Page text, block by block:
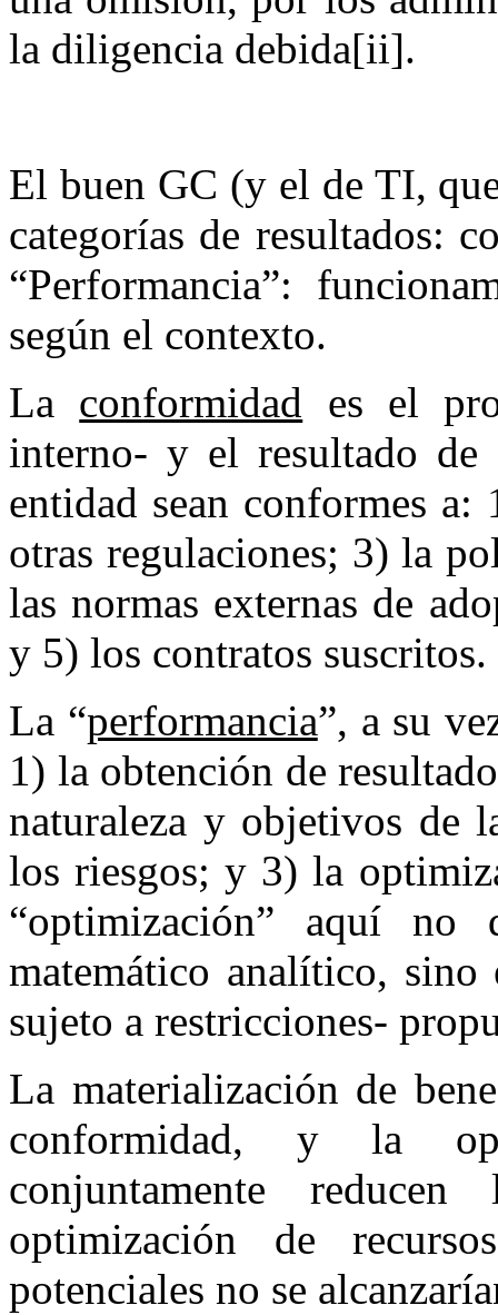
la diligencia debida[ii].
El buen GC (y el de TI,
categorías de resultados:
“Performancia”:
según el contexto.
La conformidad es el
interno- y el resultado
entidad sean conformes
otras regulaciones; 3) la
las normas externas de
y 5) los contratos suscritos.
La “performancia”, a su
1) la obtención de
naturaleza y objetivos de
los riesgos; y 3) la
“optimización” aquí no
matemático analítico,
sujeto a restricciones-
La materialización de
conformidad, y la
conjuntamente
optimización de
potenciales no se